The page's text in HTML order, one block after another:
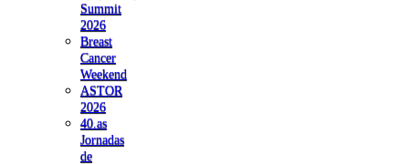
Summit
2026
Breast
Cancer
Weekend
ASTOR
2026
40.as
Jornadas
de